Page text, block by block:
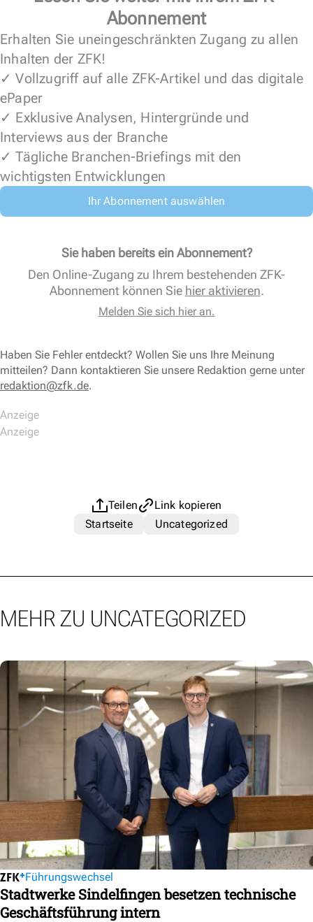
Abonnement
Erhalten Sie uneingeschränkten Zugang zu allen
Inhalten der ZFK!
✓ Vollzugriff auf alle ZFK-Artikel und das digitale
ePaper
✓ Exklusive Analysen, Hintergründe und
Interviews aus der Branche
✓ Tägliche Branchen-Briefings mit den
wichtigsten Entwicklungen
Ihr Abonnement auswählen
Sie haben bereits ein Abonnement?
Den Online-Zugang zu Ihrem bestehenden ZFK-
Abonnement können Sie hier aktivieren.
Melden Sie sich hier an.
Haben Sie Fehler entdeckt? Wollen Sie uns Ihre Meinung
mitteilen? Dann kontaktieren Sie unsere Redaktion gerne unter
redaktion@zfk.de.
Teilen
Link kopieren
Startseite
Uncategorized
MEHR ZU UNCATEGORIZED
Führungswechsel
Stadtwerke Sindelfingen besetzen technische
Geschäftsführung intern